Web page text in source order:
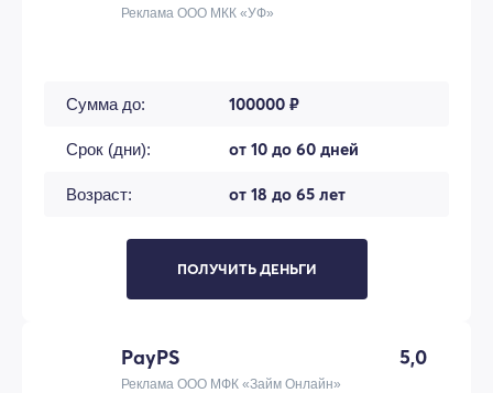
Реклама ООО МКК «УФ»
Сумма до: 100000 ₽
Срок (дни): от 10 до 60 дней
Возраст: от 18 до 65 лет
ПОЛУЧИТЬ ДЕНЬГИ
PayPS 5,0
Реклама ООО МФК «Займ Онлайн»